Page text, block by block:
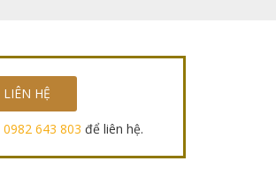
LIÊN HỆ
0982 643 803 để liên hệ.